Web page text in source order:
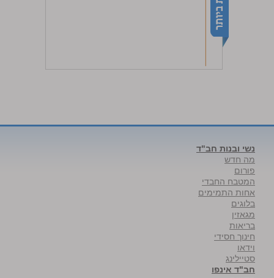
נשי ובנות חב"ד
מה חדש
פורום
המטבח החבדי
אחות התמימים
בלוגים
מגאזין
בריאות
חינוך חסידי
וידאו
סטיילינג
חב"ד אינפו